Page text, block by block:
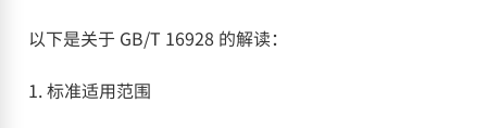
以下是关于 GB/T 16928 的解读：
1. 标准适用范围